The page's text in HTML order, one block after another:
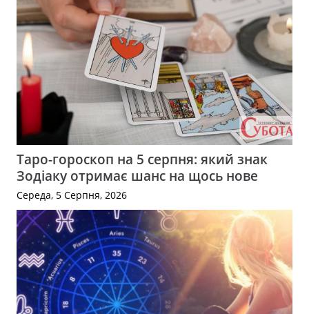
Таро-гороскоп на 5 серпня: який знак
Зодіаку отримає шанс на щось нове
Середа, 5 Серпня, 2026